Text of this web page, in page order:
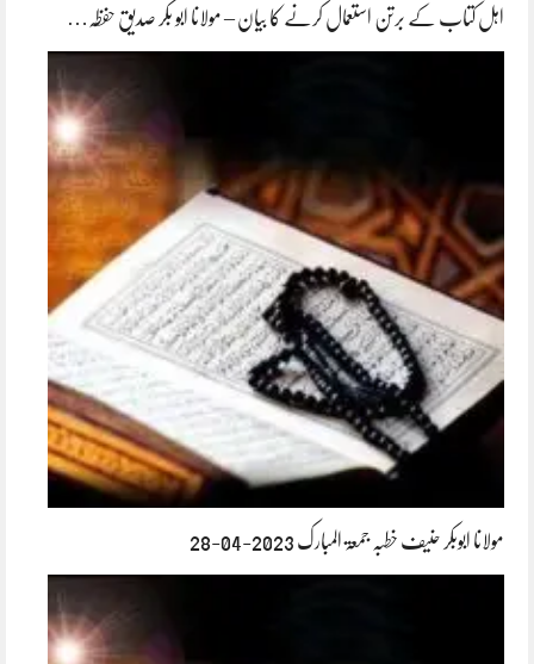
اہل کتاب کے برتن استعمال کرنے کا بیان – مولانا ابو بکر صدیق حفظہ…
مولانا ابوبکر حنیف خطبہ جمعۃ المبارک 2023-04-28